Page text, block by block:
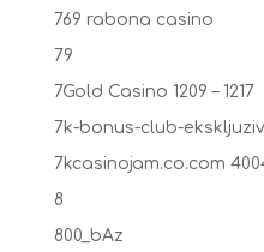
769 rabona casino
79
7Gold Casino 1209 – 1217
7k-bonus-club-
7kcasinojam.co.com
8
800_bAz